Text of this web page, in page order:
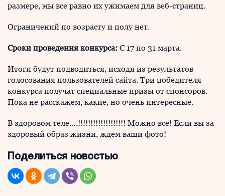
размере, мы все равно их ужимаем для веб-страниц.
Ограничений по возрасту и полу нет.
Сроки проведения конкурса: С 17 по 31 марта.
Итоги будут подводиться, исходя из результатов
голосования пользователей сайта. Три победителя
конкурса получат специальные призы от спонсоров.
Пока не расскажем, какие, но очень интересные.
В здоровом теле….!!!!!!!!!!!!!!!!!!! Можно все! Если вы за
здоровый образ жизни, ждем ваши фото!
Поделиться новостью